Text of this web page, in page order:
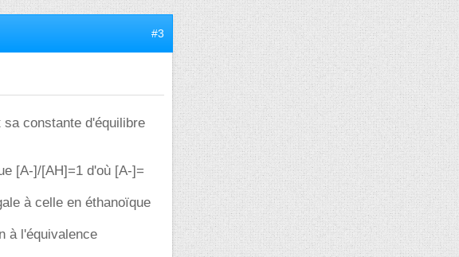
#3
constante d'équilibre
[A-]/[AH]=1 d'où [A-]=
à celle en éthanoïque
à l'équivalence